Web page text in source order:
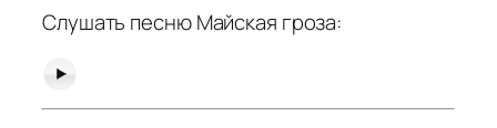
Слушать песню Майская гроза: